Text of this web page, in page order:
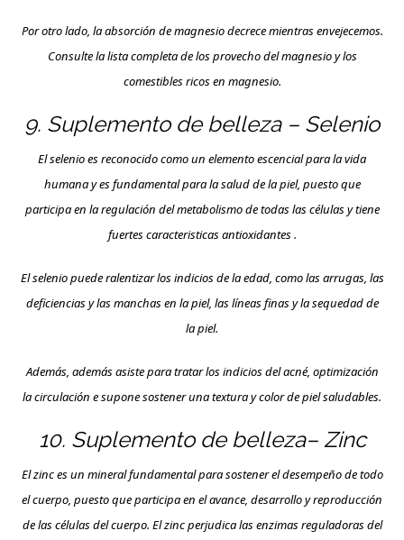
Por otro lado, la absorción de magnesio decrece mientras envejecemos.
Consulte la lista completa de los provecho del magnesio y los
comestibles ricos en magnesio.
9. Suplemento de belleza – Selenio
El selenio es reconocido como un elemento escencial para la vida
humana y es fundamental para la salud de la piel, puesto que
participa en la regulación del metabolismo de todas las células y tiene
fuertes caracteristicas antioxidantes .
El selenio puede ralentizar los indicios de la edad, como las arrugas, las
deficiencias y las manchas en la piel, las líneas finas y la sequedad de
la piel.
Además, además asiste para tratar los indicios del acné, optimización
la circulación e supone sostener una textura y color de piel saludables.
10. Suplemento de belleza– Zinc
El zinc es un mineral fundamental para sostener el desempeño de todo
el cuerpo, puesto que participa en el avance, desarrollo y reproducción
de las células del cuerpo. El zinc perjudica las enzimas reguladoras del